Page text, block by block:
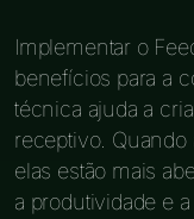
Implementar o
benefícios para a
técnica ajuda a
receptivo. Quando
elas estão mais
a produtividade e